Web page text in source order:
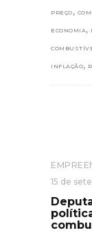
PREÇO ,
ECONOMIA,
INFLAÇÃO,
15 de